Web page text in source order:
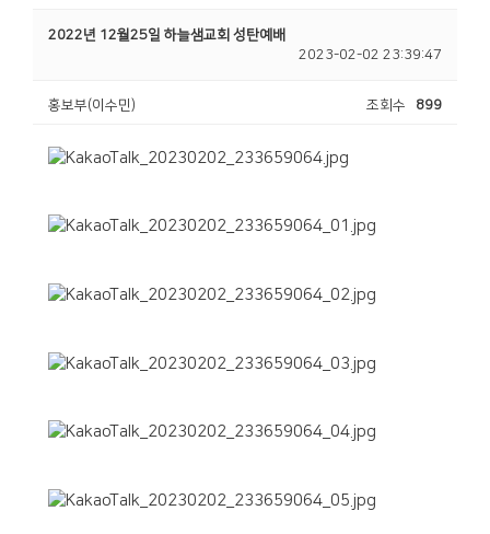
2022년 12월25일 하늘샘교회 성탄예배
2023-02-02 23:39:47
홍보부(이수민) 조회수 899